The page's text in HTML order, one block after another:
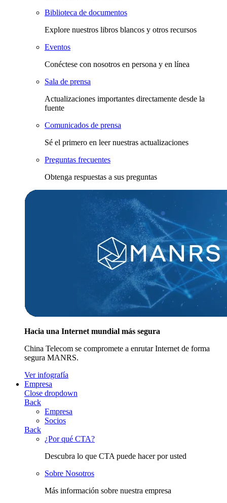
Biblioteca de documentos
Explore nuestros libros blancos y otros recursos
Eventos
Conéctese con nosotros en persona y en línea
Sala de prensa
Actualizaciones importantes directamente desde la
fuente
Comunicados de prensa
Sé el primero en leer nuestras actualizaciones
Preguntas frecuentes
Obtenga respuestas a sus preguntas
Hacia una Internet mundial más segura
China Telecom se compromete a enrutar Internet de forma
segura MANRS.
Ver infografía
Empresa
Close dropdown
Back
Empresa
Socios
Back
¿Por qué CTA?
Descubra lo que CTA puede hacer por usted
Sobre Nosotros
Más información sobre nuestra empresa